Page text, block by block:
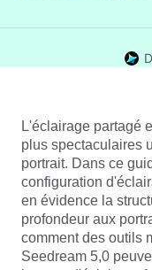
L'éclairage partagé
plus spectaculaires
portrait. Dans ce
configuration
en évidence la
profondeur aux
Seedream 5,0